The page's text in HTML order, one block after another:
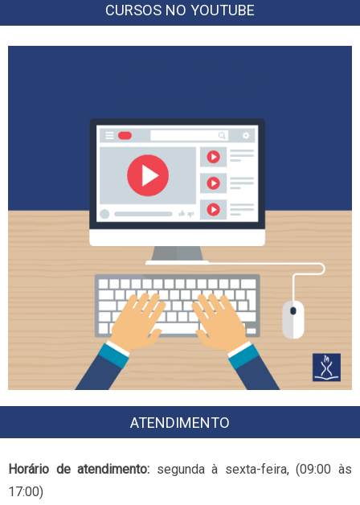
CURSOS NO YOUTUBE
ATENDIMENTO
Horário de atendimento: segunda à sexta-feira, (09:00 às
17:00)